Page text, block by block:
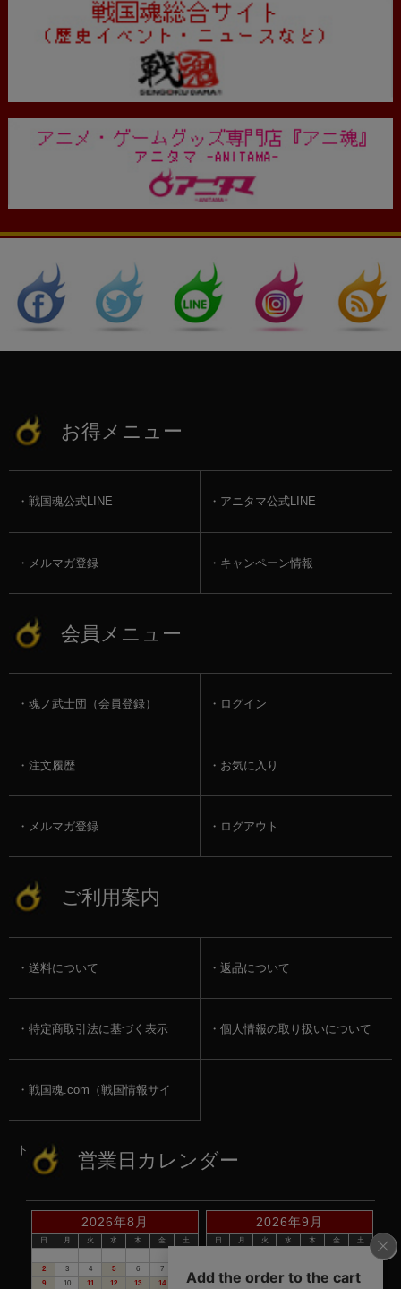
お得メニュー
戦国魂公式LINE アニタマ公式LINE
メルマガ登録 キャンペーン情報
会員メニュー
魂ノ武士団（会員登録） ログイン
注文履歴 お気に入り
メルマガ登録 ログアウト
ご利用案内
送料について 返品について
特定商取引法に基づく表示 個人情報の取り扱いについて
戦国魂.com（戦国情報サイ
ト） 営業日カレンダー
2026年8月
日 月 火 水 木 金
土
2
3 4 5 6 7
9
10 11 12 13 14 15
2026年9月
日 月 火 水 木 金
土
13
14 15 16 17 18 19